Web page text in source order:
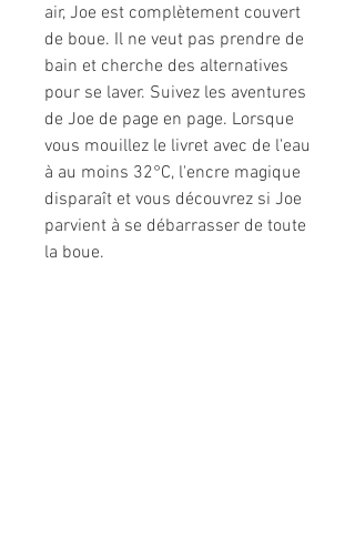
air, Joe est complètement couvert
de boue. Il ne veut pas prendre de
bain et cherche des alternatives
pour se laver. Suivez les aventures
de Joe de page en page. Lorsque
vous mouillez le livret avec de l'eau
à au moins 32°C, l'encre magique
disparaît et vous découvrez si Joe
parvient à se débarrasser de toute
la boue.